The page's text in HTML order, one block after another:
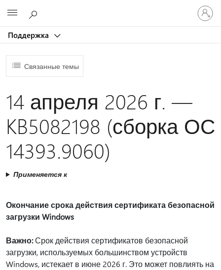
Поддержка
Связанные темы
14 апреля 2026 г. —
KB5082198 (сборка ОС
14393.9060)
Применяется к
Окончание срока действия сертификата безопасной
загрузки Windows
Важно:Срок действия сертификатов безопасной
загрузки, используемых большинством устройств
Windows, истекает в июне 2026 г. Это может повлиять на